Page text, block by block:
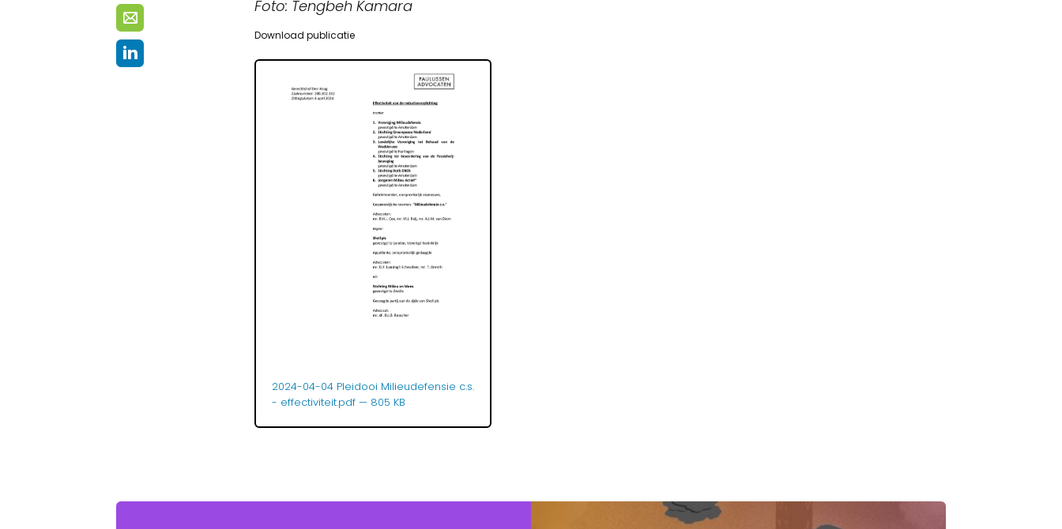
Foto: Tengbeh Kamara
Download publicatie
2024-04-04 Pleidooi Milieudefensie c.s.
- effectiviteit.pdf — 805 KB